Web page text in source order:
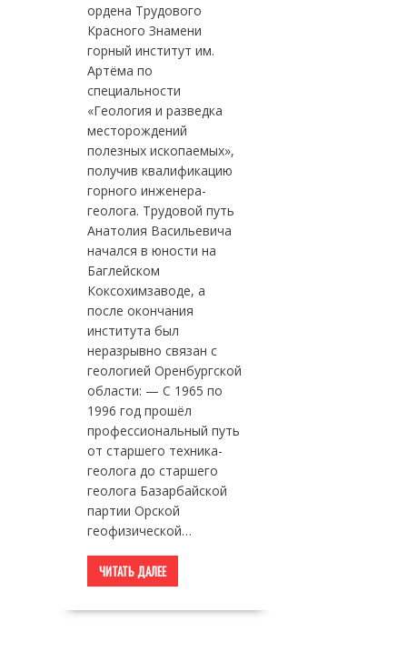
ордена Трудового
Красного Знамени
горный институт им.
Артёма по
специальности
«Геология и разведка
месторождений
полезных ископаемых»,
получив квалификацию
горного инженера-
геолога. Трудовой путь
Анатолия Васильевича
начался в юности на
Баглейском
Коксохимзаводе, а
после окончания
института был
неразрывно связан с
геологией Оренбургской
области: — С 1965 по
1996 год прошёл
профессиональный путь
от старшего техника-
геолога до старшего
геолога Базарбайской
партии Орской
геофизической…
ЧИТАТЬ ДАЛЕЕ